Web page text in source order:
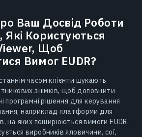
Ваш Досвід Роботи
Які Користуються
Щоб
Вимог EUDR?
часом клієнти шукають
знімків, щоб доповнити
програмні рішення для керування
наприклад платформи для
на яких поширюються вимоги EUDR.
виробників яловичини, сої,